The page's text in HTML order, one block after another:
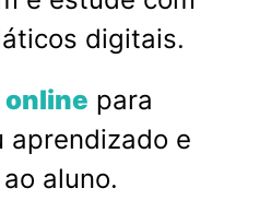
digitais.
online para
aprendizado e
aluno.